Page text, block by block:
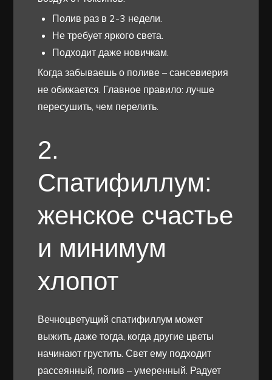
Полив раз в 2-3 недели.
Не требует яркого света.
Подходит даже новичкам.
Когда забываешь о поливе – сансевиерия
не обижается. Главное правило: лучше
пересушить, чем перелить.
2.
Спатифиллум:
женское счастье
и минимум
хлопот
Вечноцветущий спатифиллум может
выжить даже тогда, когда другие цветы
начинают грустить. Свет ему подходит
рассеянный, полив – умеренный. Радует